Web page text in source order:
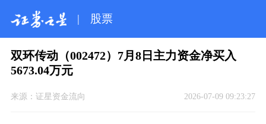
| 股票
双环传动（002472）7月8日主力资金净买入
5673.04万元
来源： 证星资金流向 2026-07-09 09:23:27